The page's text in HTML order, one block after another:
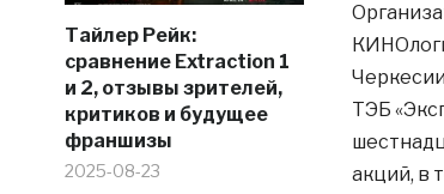
Тайлер Рейк:
сравнение Extraction 1
и 2, отзывы зрителей,
критиков и будущее
франшизы
2025-08-23
ТЭБ
акций, в